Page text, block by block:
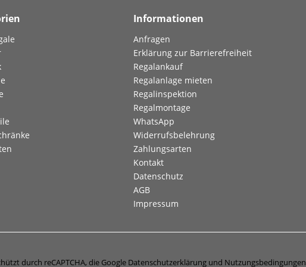
Informationen
Anfragen
Erklärung zur Barrierefreiheit
Regalankauf
Regalanlage mieten
Regalinspektion
Regalmontage
WhatsApp
Widerrufsbelehrung
Zahlungsarten
Kontakt
Datenschutz
AGB
Impressum
durch reCAPTCHA, die Google Datenschutzerklärung und Nutzungsbedingungen